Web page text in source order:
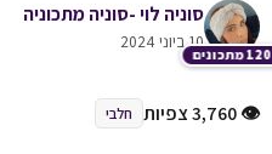
120 מתכונים
סוניה לוי -סוניה מתכוניה
10 ביוני 2024
👁 3,760 צפיות חלבי